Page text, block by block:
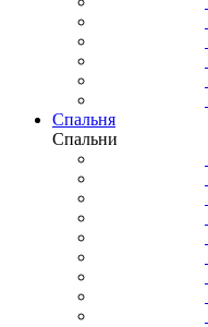
Спальня
Спальни